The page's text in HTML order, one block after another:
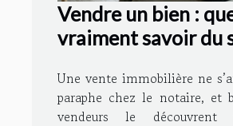
Vendre un bien :
vraiment savoir du
Une vente immobilière ne
paraphe chez le notaire, et
vendeurs le